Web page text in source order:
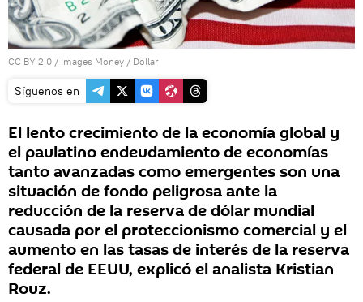
CC BY 2.0 / Images Money / Dollar
Síguenos en
El lento crecimiento de la economía global y
el paulatino endeudamiento de economías
tanto avanzadas como emergentes son una
situación de fondo peligrosa ante la
reducción de la reserva de dólar mundial
causada por el proteccionismo comercial y el
aumento en las tasas de interés de la reserva
federal de EEUU, explicó el analista Kristian
Rouz.